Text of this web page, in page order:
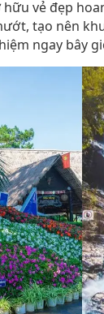
vẻ đẹp
tạo nên
ngay bây